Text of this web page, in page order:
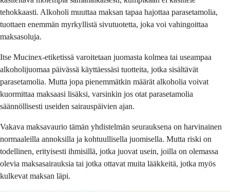
tehokkaasti. Alkoholi muuttaa maksan tapaa hajottaa parasetamolia,
tuottaen enemmän myrkyllistä sivutuotetta, joka voi vahingoittaa
maksasoluja.
Itse Mucinex-etiketissä varoitetaan juomasta kolmea tai useampaa
alkoholijuomaa päivässä käyttäessäsi tuotteita, jotka sisältävät
parasetamolia. Mutta jopa pienemmätkin määrät alkoholia voivat
kuormittaa maksaasi lisäksi, varsinkin jos otat parasetamolia
säännöllisesti useiden sairauspäivien ajan.
Vakava maksavaurio tämän yhdistelmän seurauksena on harvinainen
normaaleilla annoksilla ja kohtuullisella juomisella. Mutta riski on
todellinen, erityisesti ihmisillä, jotka juovat usein, joilla on olemassa
olevia maksasairauksia tai jotka ottavat muita lääkkeitä, jotka myös
kulkevat maksan läpi.